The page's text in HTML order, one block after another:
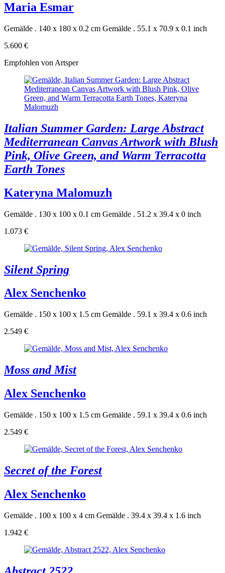
Maria Esmar
Gemälde . 140 x 180 x 0.2 cm Gemälde . 55.1 x 70.9 x 0.1 inch
5.600 €
Empfohlen von Artsper
Italian Summer Garden: Large Abstract
Mediterranean Canvas Artwork with Blush
Pink, Olive Green, and Warm Terracotta
Earth Tones
Kateryna Malomuzh
Gemälde . 130 x 100 x 0.1 cm Gemälde . 51.2 x 39.4 x 0 inch
1.073 €
Silent Spring
Alex Senchenko
Gemälde . 150 x 100 x 1.5 cm Gemälde . 59.1 x 39.4 x 0.6 inch
2.549 €
Moss and Mist
Alex Senchenko
Gemälde . 150 x 100 x 1.5 cm Gemälde . 59.1 x 39.4 x 0.6 inch
2.549 €
Secret of the Forest
Alex Senchenko
Gemälde . 100 x 100 x 4 cm Gemälde . 39.4 x 39.4 x 1.6 inch
1.942 €